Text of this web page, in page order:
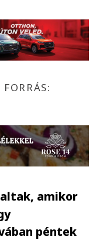
FORRÁS:
amikor
péntek